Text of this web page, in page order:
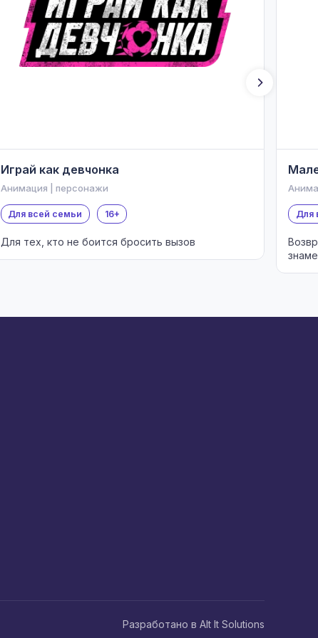
Играй как девчонка
Анимация | персонажи
Для всей семьи 16+
Для тех, кто не боится бросить вызов
Для
Разработано в Alt It Solutions